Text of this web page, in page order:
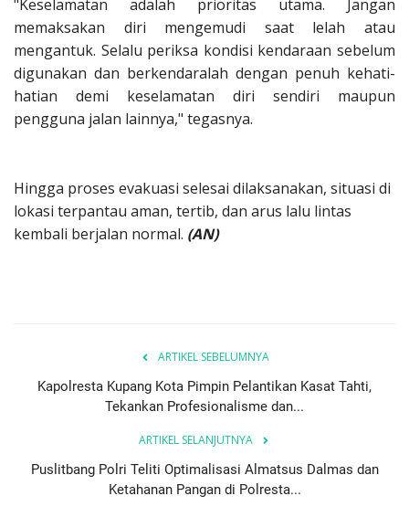
"Keselamatan adalah prioritas utama. Jangan
memaksakan diri mengemudi saat lelah atau
mengantuk. Selalu periksa kondisi kendaraan sebelum
digunakan dan berkendaralah dengan penuh kehati-
hatian demi keselamatan diri sendiri maupun
pengguna jalan lainnya," tegasnya.
Hingga proses evakuasi selesai dilaksanakan, situasi di
lokasi terpantau aman, tertib, dan arus lalu lintas
kembali berjalan normal. (AN)
ARTIKEL SEBELUMNYA
Kapolresta Kupang Kota Pimpin Pelantikan Kasat Tahti,
Tekankan Profesionalisme dan...
ARTIKEL SELANJUTNYA
Puslitbang Polri Teliti Optimalisasi Almatsus Dalmas dan
Ketahanan Pangan di Polresta...